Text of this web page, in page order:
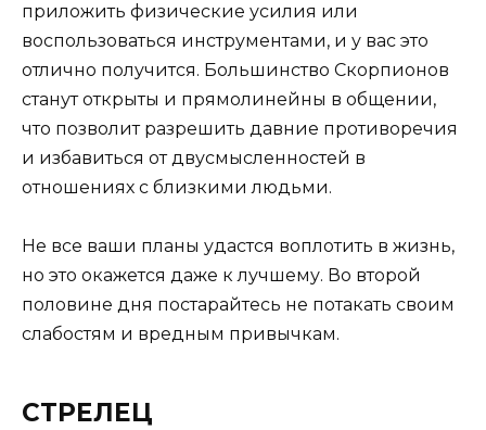
приложить физические усилия или
воспользоваться инструментами, и у вас это
отлично получится. Большинство Скорпионов
станут открыты и прямолинейны в общении,
что позволит разрешить давние противоречия
и избавиться от двусмысленностей в
отношениях с близкими людьми.
Не все ваши планы удастся воплотить в жизнь,
но это окажется даже к лучшему. Во второй
половине дня постарайтесь не потакать своим
слабостям и вредным привычкам.
СТРЕЛЕЦ